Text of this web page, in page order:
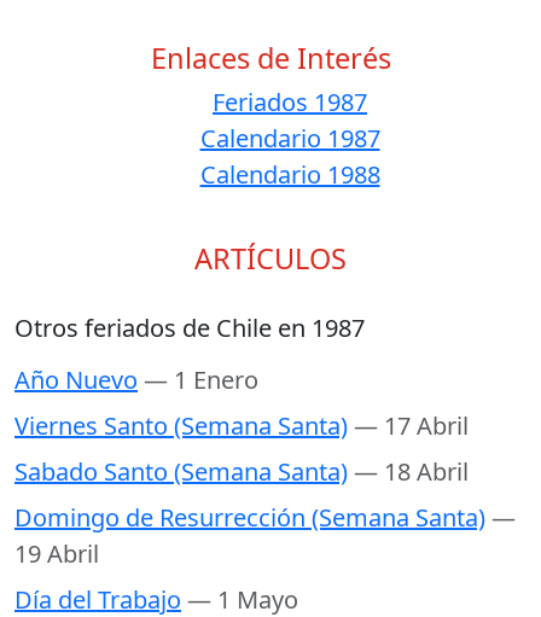
Enlaces de Interés
Feriados 1987
Calendario 1987
Calendario 1988
ARTÍCULOS
Otros feriados de Chile en 1987
Año Nuevo — 1 Enero
Viernes Santo (Semana Santa)— 17 Abril
Sabado Santo (Semana Santa)— 18 Abril
Domingo de Resurrección (Semana Santa)—
19 Abril
Día del Trabajo — 1 Mayo